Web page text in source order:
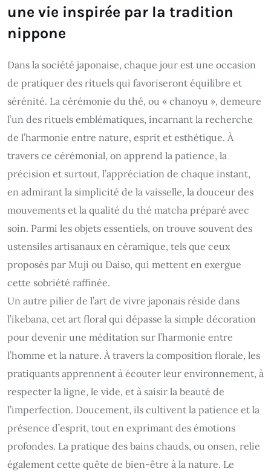
une vie inspirée par la tradition
nippone
Dans la société japonaise, chaque jour est une occasion
de pratiquer des rituels qui favoriseront équilibre et
sérénité. La cérémonie du thé, ou « chanoyu », demeure
l’un des rituels emblématiques, incarnant la recherche
de l’harmonie entre nature, esprit et esthétique. À
travers ce cérémonial, on apprend la patience, la
précision et surtout, l’appréciation de chaque instant,
en admirant la simplicité de la vaisselle, la douceur des
mouvements et la qualité du thé matcha préparé avec
soin. Parmi les objets essentiels, on trouve souvent des
ustensiles artisanaux en céramique, tels que ceux
proposés par Muji ou Daiso, qui mettent en exergue
cette sobriété raffinée.
Un autre pilier de l’art de vivre japonais réside dans
l’ikebana, cet art floral qui dépasse la simple décoration
pour devenir une méditation sur l’harmonie entre
l’homme et la nature. À travers la composition florale, les
pratiquants apprennent à écouter leur environnement, à
respecter la ligne, le vide, et à saisir la beauté de
l’imperfection. Doucement, ils cultivent la patience et la
présence d’esprit, tout en exprimant des émotions
profondes. La pratique des bains chauds, ou onsen, relie
également cette quête de bien-être à la nature. Le